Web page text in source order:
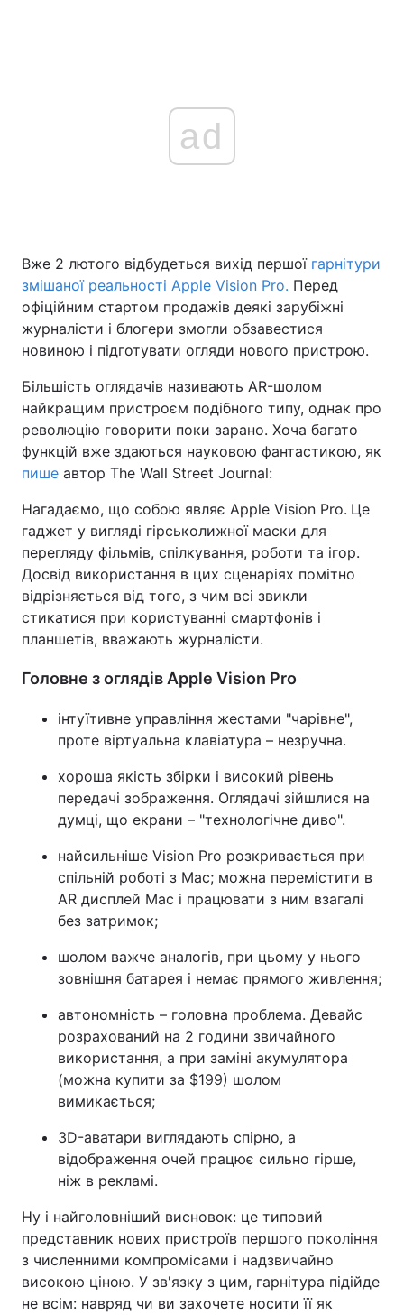
ad
Вже 2 лютого відбудеться вихід першої гарнітури
змішаної реальності Apple Vision Pro. Перед
офіційним стартом продажів деякі зарубіжні
журналісти і блогери змогли обзавестися
новиною і підготувати огляди нового пристрою.
Більшість оглядачів називають AR-шолом
найкращим пристроєм подібного типу, однак про
революцію говорити поки зарано. Хоча багато
функцій вже здаються науковою фантастикою, як
пише автор The Wall Street Journal:
Нагадаємо, що собою являє Apple Vision Pro. Це
гаджет у вигляді гірськолижної маски для
перегляду фільмів, спілкування, роботи та ігор.
Досвід використання в цих сценаріях помітно
відрізняється від того, з чим всі звикли
стикатися при користуванні смартфонів і
планшетів, вважають журналісти.
Головне з оглядів Apple Vision Pro
інтуїтивне управління жестами "чарівне",
проте віртуальна клавіатура – незручна.
хороша якість збірки і високий рівень
передачі зображення. Оглядачі зійшлися на
думці, що екрани – "технологічне диво".
найсильніше Vision Pro розкривається при
спільній роботі з Mac; можна перемістити в
AR дисплей Mac і працювати з ним взагалі
без затримок;
шолом важче аналогів, при цьому у нього
зовнішня батарея і немає прямого живлення;
автономність – головна проблема. Девайс
розрахований на 2 години звичайного
використання, а при заміні акумулятора
(можна купити за $199) шолом
вимикається;
3D-аватари виглядають спірно, а
відображення очей працює сильно гірше,
ніж в рекламі.
Ну і найголовніший висновок: це типовий
представник нових пристроїв першого покоління
з численними компромісами і надзвичайно
високою ціною. У зв'язку з цим, гарнітура підійде
не всім: навряд чи ви захочете носити її як